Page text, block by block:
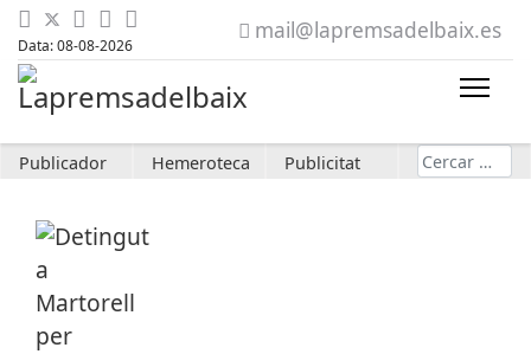
Data: 08-08-2026
mail@lapremsadelbaix.es
Publicador Hemeroteca Publicitat Cerca